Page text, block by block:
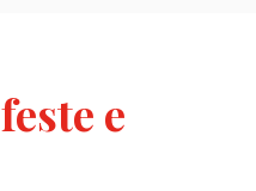
feste e